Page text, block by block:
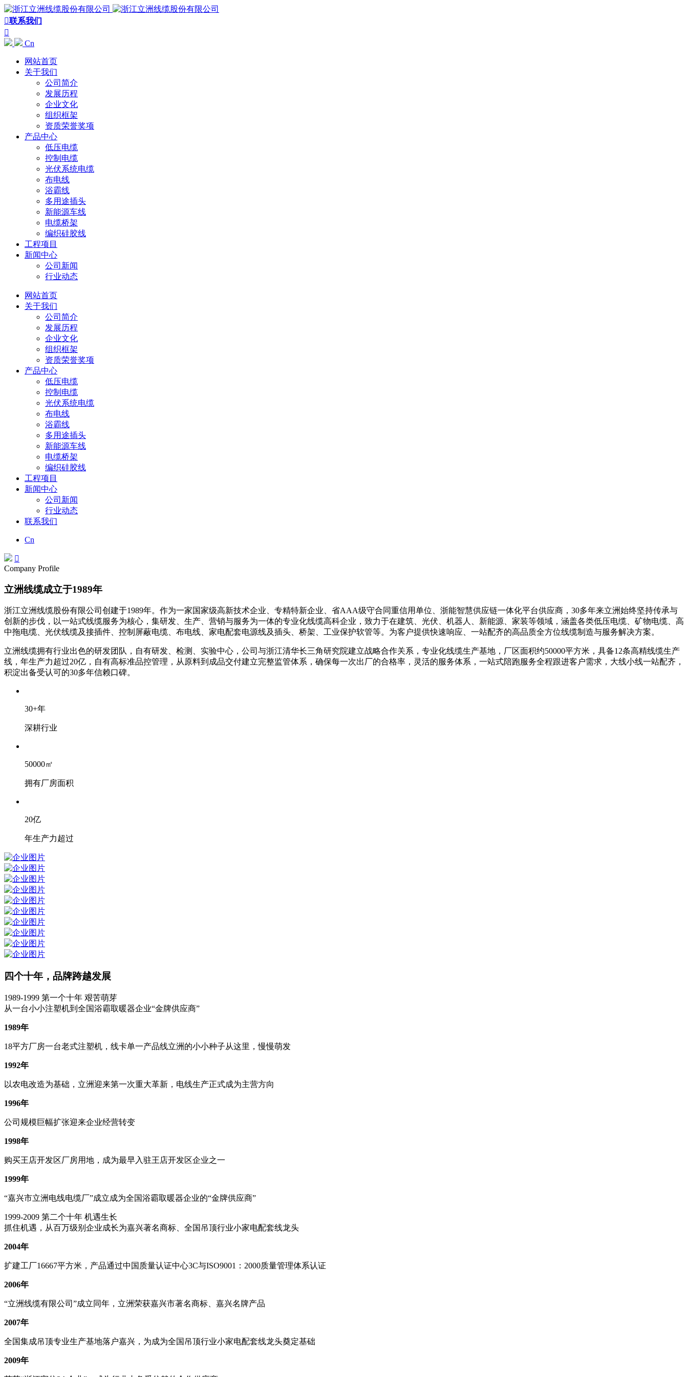
联系我们

Cn
网站首页
关于我们
公司简介
发展历程
企业文化
组织框架
资质荣誉奖项
产品中心
低压电缆
控制电缆
光伏系统电缆
布电线
浴霸线
多用途插头
新能源车线
电缆桥架
编织硅胶线
工程项目
新闻中心
公司新闻
行业动态
网站首页
关于我们
公司简介
发展历程
企业文化
组织框架
资质荣誉奖项
产品中心
低压电缆
控制电缆
光伏系统电缆
布电线
浴霸线
多用途插头
新能源车线
电缆桥架
编织硅胶线
工程项目
新闻中心
公司新闻
行业动态
联系我们
Cn

Company Profile
立洲线缆成立于1989年
浙江立洲线缆股份有限公司创建于1989年。作为一家国家级高新技术企业、专精特新企业、省AAA级守合同重信用单位、浙能智慧供应链一体化平台供应商，30多年来立洲始终坚持传承与
创新的步伐，以一站式线缆服务为核心，集研发、生产、营销与服务为一体的专业化线缆高科企业，致力于在建筑、光伏、机器人、新能源、家装等领域，涵盖各类低压电缆、矿物电缆、高
中拖电缆、光伏线缆及接插件、控制屏蔽电缆、布电线、家电配套电源线及插头、桥架、工业保护软管等。为客户提供快速响应、一站配齐的高品质全方位线缆制造与服务解决方案。
立洲线缆拥有行业出色的研发团队，自有研发、检测、实验中心，公司与浙江清华长三角研究院建立战略合作关系，专业化线缆生产基地，厂区面积约50000平方米，具备12条高精线缆生产
线，年生产力超过20亿，自有高标准品控管理，从原料到成品交付建立完整监管体系，确保每一次出厂的合格率，灵活的服务体系，一站式陪跑服务全程跟进客户需求，大线小线一站配齐，
积淀出备受认可的30多年信赖口碑。
30+年
深耕行业
50000㎡
拥有厂房面积
20亿
年生产力超过
四个十年，品牌跨越发展
1989-1999 第一个十年 艰苦萌芽
从一台小小注塑机到全国浴霸取暖器企业“金牌供应商”
1989年
18平方厂房一台老式注塑机，线卡单一产品线立洲的小小种子从这里，慢慢萌发
1992年
以农电改造为基础，立洲迎来第一次重大革新，电线生产正式成为主营方向
1996年
公司规模巨幅扩张迎来企业经营转变
1998年
购买王店开发区厂房用地，成为最早入驻王店开发区企业之一
1999年
“嘉兴市立洲电线电缆厂”成立成为全国浴霸取暖器企业的“金牌供应商”
1999-2009 第二个十年 机遇生长
抓住机遇，从百万级别企业成长为嘉兴著名商标、全国吊顶行业小家电配套线龙头
2004年
扩建工厂16667平方米，产品通过中国质量认证中心3C与ISO9001：2000质量管理体系认证
2006年
“立洲线缆有限公司”成立同年，立洲荣获嘉兴市著名商标、嘉兴名牌产品
2007年
全国集成吊顶专业生产基地落户嘉兴，为成为全国吊顶行业小家电配套线龙头奠定基础
2009年